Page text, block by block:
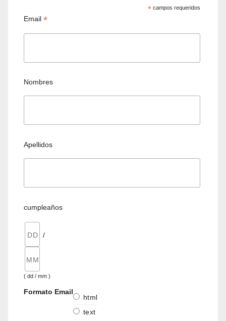
* campos requeridos
Email*
Nombres
Apellidos
cumpleaños
/
( dd / mm )
Formato Email
html
text